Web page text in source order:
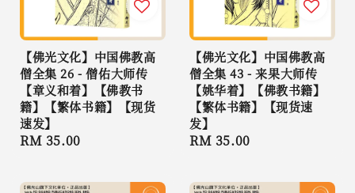
【佛光文化】中国佛教高
僧全集 26 - 僧佑大师传
【章义和着】【佛教书
籍】【繁体书籍】【现货
速发】
Regular
RM 35.00
【佛光文化】中国佛教高
僧全集 43 - 来果大师传
【姚华着】【佛教书籍】
【繁体书籍】【现货速
发】
Regular
RM 35.00